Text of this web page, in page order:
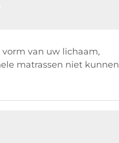
van uw lichaam,
matrassen niet kunnen